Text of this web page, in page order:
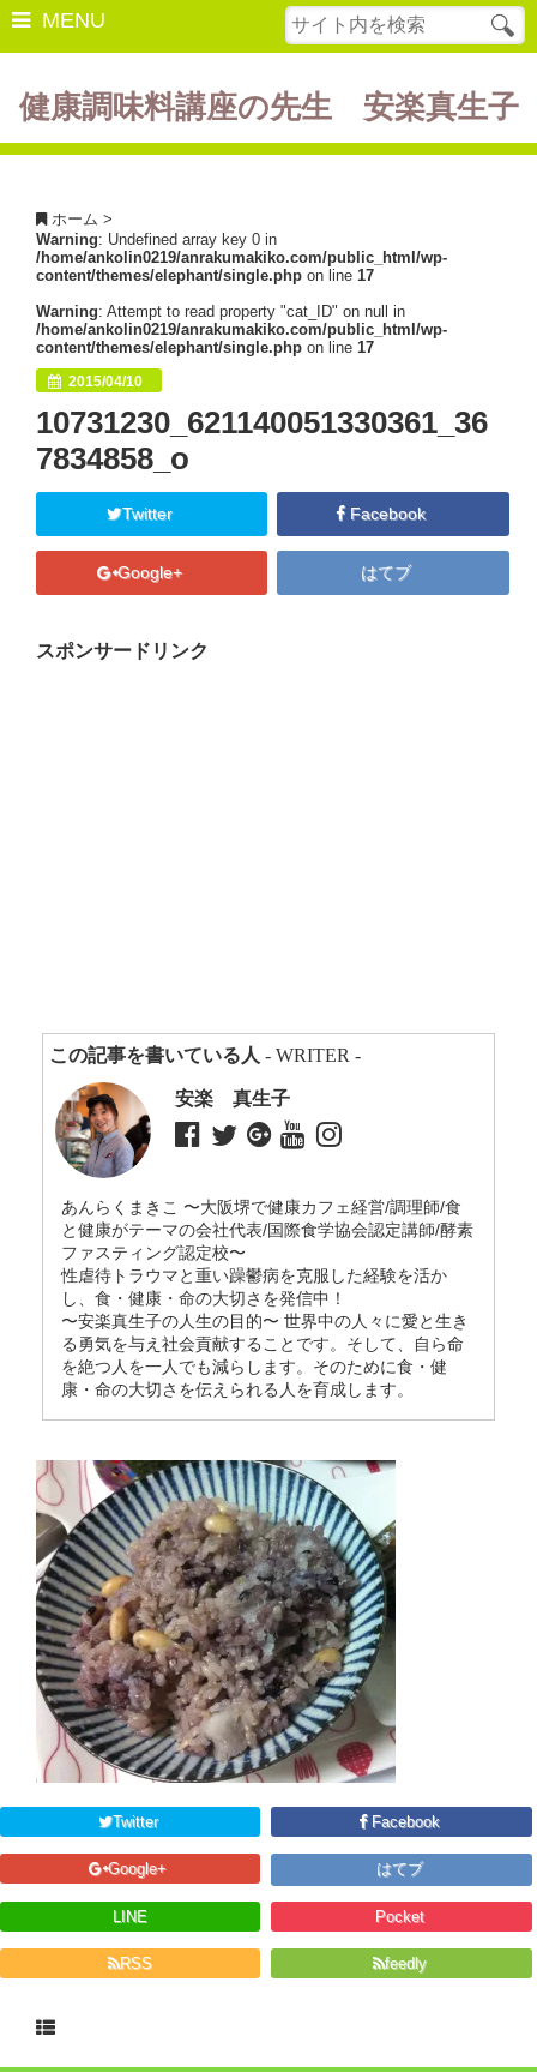
MENU
開催中の講座
ダイエット
レシピ
酵素ファスティング
書籍紹介
マキコの気持ち
開催済み講座
健康調味料講座の先生 安楽真生子
ホーム >
Warning: Undefined array key 0 in
/home/ankolin0219/anrakumakiko.com/public_html/wp-
content/themes/elephant/single.php on line 17
Warning: Attempt to read property "cat_ID" on null in
/home/ankolin0219/anrakumakiko.com/public_html/wp-
content/themes/elephant/single.php on line 17
2015/04/10
10731230_621140051330361_36
7834858_o
Twitter Facebook
Google+ はてブ
スポンサードリンク
この記事を書いている人 - WRITER -
あんらくまきこ 〜大阪堺で健康カフェ経営/調理師/食
と健康がテーマの会社代表/国際食学協会認定講師/酵素
ファスティング認定校〜
性虐待トラウマと重い躁鬱病を克服した経験を活か
し、食・健康・命の大切さを発信中！
〜安楽真生子の人生の目的〜 世界中の人々に愛と生き
る勇気を与え社会貢献することです。そして、自ら命
を絶つ人を一人でも減らします。そのために食・健
康・命の大切さを伝えられる人を育成します。
安楽 真生子
Twitter Facebook
Google+ はてブ
LINE Pocket
RSS feedly